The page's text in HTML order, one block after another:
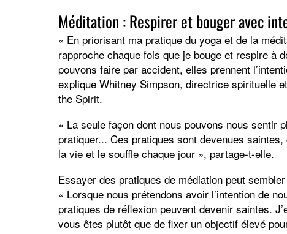
Méditation : Respirer et bouger avec
« En priorisant ma pratique du yoga et de la
rapproche chaque fois que je bouge et respire à
pouvons faire par accident, elles prennent
explique Whitney Simpson, directrice spirituelle
the Spirit.
« La seule façon dont nous pouvons nous sentir
pratiquer... Ces pratiques sont devenues
la vie et le souffle chaque jour », partage-t-elle.
Essayer des pratiques de médiation peut
« Lorsque nous prétendons avoir l’intention de
pratiques de réflexion peuvent devenir saintes.
vous êtes plutôt que de fixer un objectif élevé